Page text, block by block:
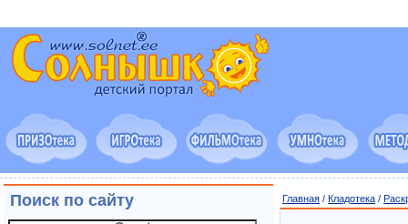
Главная / Кладотека /
Поиск по сайту